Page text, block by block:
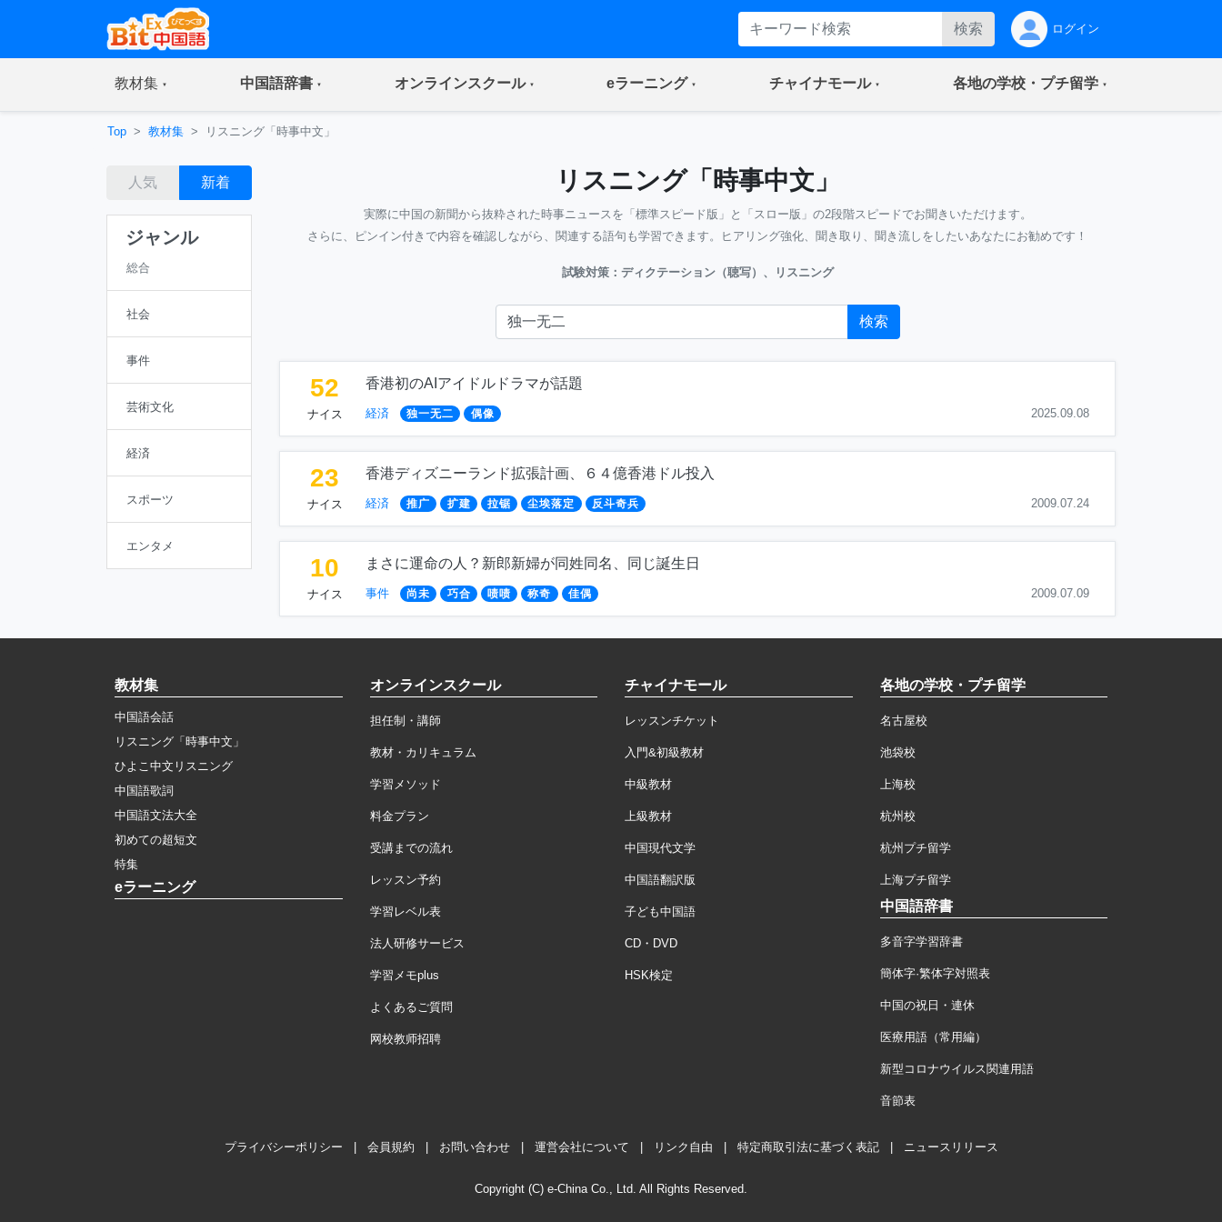
検索 ログイン
教材集(current) 中国語辞書(current) オンラインスクール(current) eラーニング(current) チャイナモール(current) 各地の学校・プチ留学(current)
Top 教材集 リスニング「時事中文」
人気 新着
ジャンル
総合
社会
事件
芸術文化
経済
スポーツ
エンタメ
リスニング「時事中文」
実際に中国の新聞から抜粋された時事ニュースを「標準スピード版」と「スロー版」の2段階スピードでお聞きいただけます。
さらに、ピンイン付きで内容を確認しながら、関連する語句も学習できます。ヒアリング強化、聞き取り、聞き流しをしたいあなたにお勧めです！
試験対策：ディクテーション（聴写）、リスニング
検索
52
ナイス
香港初のAIアイドルドラマが話題
経済 独一无二 偶像 2025.09.08
23
ナイス
香港ディズニーランド拡張計画、６４億香港ドル投入
経済 推广 扩建 拉锯 尘埃落定 反斗奇兵 2009.07.24
10
ナイス
まさに運命の人？新郎新婦が同姓同名、同じ誕生日
事件 尚未 巧合 啧啧 称奇 佳偶 2009.07.09
教材集
中国語会話
リスニング「時事中文」
ひよこ中文リスニング
中国語歌詞
中国語文法大全
初めての超短文
特集
eラーニング
オンラインスクール
担任制・講師
教材・カリキュラム
学習メソッド
料金プラン
受講までの流れ
レッスン予約
学習レベル表
法人研修サービス
学習メモplus
よくあるご質問
网校教师招聘
チャイナモール
レッスンチケット
入門&初級教材
中級教材
上級教材
中国現代文学
中国語翻訳版
子ども中国語
CD・DVD
HSK検定
各地の学校・プチ留学
名古屋校
池袋校
上海校
杭州校
杭州プチ留学
上海プチ留学
中国語辞書
多音字学習辞書
簡体字·繁体字対照表
中国の祝日・連休
医療用語（常用編）
新型コロナウイルス関連用語
音節表
プライバシーポリシー 会員規約 お問い合わせ 運営会社について リンク自由 特定商取引法に基づく表記 ニュースリリース
Copyright (C) e-China Co., Ltd. All Rights Reserved.